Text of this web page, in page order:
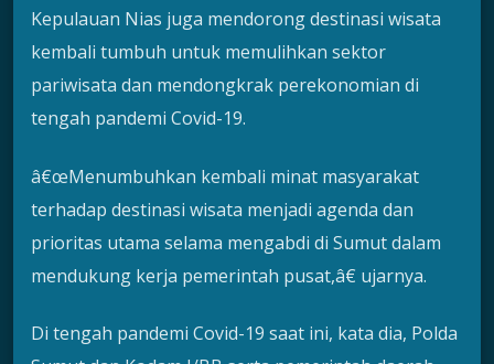
Kepulauan Nias juga mendorong destinasi wisata
kembali tumbuh untuk memulihkan sektor
pariwisata dan mendongkrak perekonomian di
tengah pandemi Covid-19.
â€œMenumbuhkan kembali minat masyarakat
terhadap destinasi wisata menjadi agenda dan
prioritas utama selama mengabdi di Sumut dalam
mendukung kerja pemerintah pusat,â€ ujarnya.
Di tengah pandemi Covid-19 saat ini, kata dia, Polda